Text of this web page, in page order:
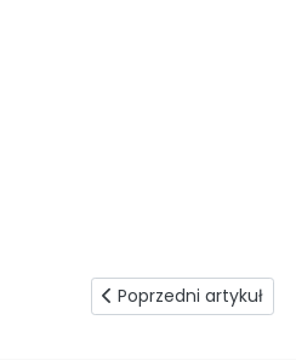
Poprzedni artykuł:
Poprzedni artykuł